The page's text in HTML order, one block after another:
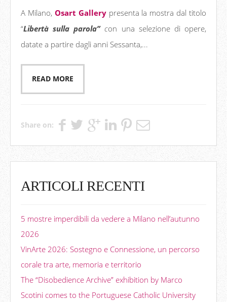
A Milano, Osart Gallerypresenta la mostra dal titolo
“Libertà sulla parola”con una selezione di opere,
datate a partire dagli anni Sessanta,...
READ MORE
Share on:
ARTICOLI RECENTI
5 mostre imperdibili da vedere a Milano nell’autunno
2026
VinArte 2026: Sostegno e Connessione, un percorso
corale tra arte, memoria e territorio
The “Disobedience Archive” exhibition by Marco
Scotini comes to the Portuguese Catholic University